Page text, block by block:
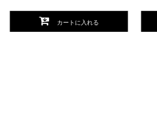
カートに入れる